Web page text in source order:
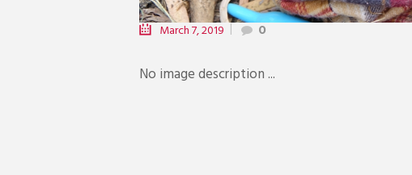
March 7, 2019 0
No image description ...